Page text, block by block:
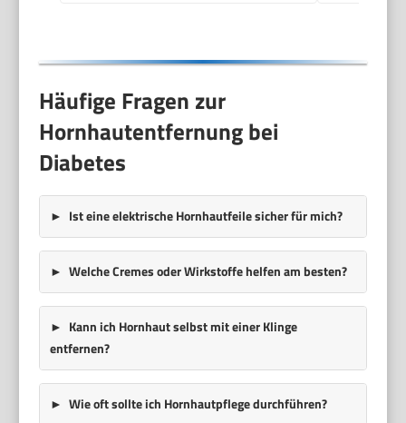
Häufige Fragen zur
Hornhautentfernung bei
Diabetes
Ist eine elektrische Hornhautfeile sicher für mich?
Welche Cremes oder Wirkstoffe helfen am besten?
Kann ich Hornhaut selbst mit einer Klinge
entfernen?
Wie oft sollte ich Hornhautpflege durchführen?